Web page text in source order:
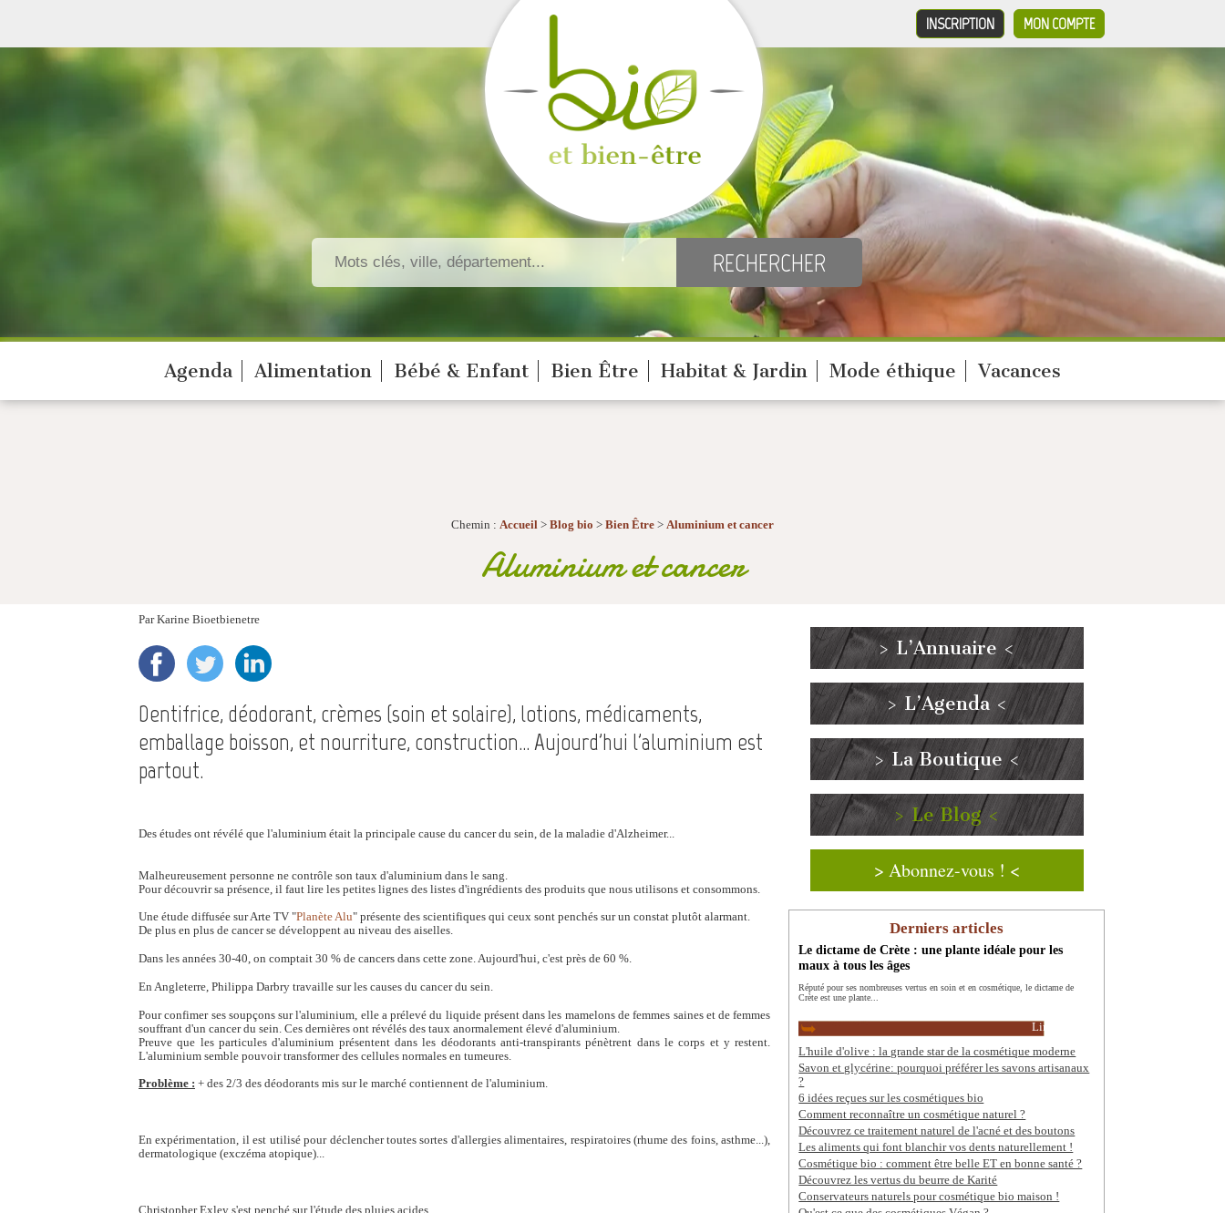
MON COMPTE
INSCRIPTION
Agenda Alimentation Bébé & Enfant Bien Être Habitat & Jardin Mode éthique Vacances
Chemin : Accueil > Blog bio > Bien Être > Aluminium et cancer
Aluminium et cancer
ParKarine Bioetbienetre
Dentifrice, déodorant, crèmes (soin et solaire), lotions, médicaments,
emballage boisson, et nourriture, construction... Aujourd'hui l'aluminium est
partout.
Des études ont révélé que l'aluminium était la principale cause du cancer du sein, de la maladie d'Alzheimer...
Malheureusement personne ne contrôle son taux d'aluminium dans le sang.
Pour découvrir sa présence, il faut lire les petites lignes des listes d'ingrédients des produits que nous utilisons et consommons.
Une étude diffusée sur Arte TV "Planète Alu" présente des scientifiques qui ceux sont penchés sur un constat plutôt alarmant.
De plus en plus de cancer se développent au niveau des aiselles.
Dans les années 30-40, on comptait 30 % de cancers dans cette zone. Aujourd'hui, c'est près de 60 %.
En Angleterre, Philippa Darbry travaille sur les causes du cancer du sein.
Pour confimer ses soupçons sur l'aluminium, elle a prélevé du liquide présent dans les mamelons de femmes saines et de femmes
souffrant d'un cancer du sein. Ces dernières ont révélés des taux anormalement élevé d'aluminium.
Preuve que les particules d'aluminium présentent dans les déodorants anti-transpirants pénètrent dans le corps et y restent.
L'aluminium semble pouvoir transformer des cellules normales en tumeures.
Problème : + des 2/3 des déodorants mis sur le marché contiennent de l'aluminium.
En expérimentation, il est utilisé pour déclencher toutes sortes d'allergies alimentaires, respiratoires (rhume des foins, asthme...),
dermatologique (exczéma atopique)...
Christopher Exley s'est penché sur l'étude des pluies acides.
> L’Annuaire <
> L’Agenda <
> La Boutique <
> Le Blog <
> Abonnez-vous ! <
Derniers articles
Le dictame de Crète : une plante idéale pour les
maux à tous les âges
Réputé pour ses nombreuses vertus en soin et en cosmétique, le dictame de
Crète est une plante...
Lire la suite
L'huile d'olive : la grande star de la cosmétique moderne
Savon et glycérine: pourquoi préférer les savons artisanaux
?
6 idées reçues sur les cosmétiques bio
Comment reconnaître un cosmétique naturel ?
Découvrez ce traitement naturel de l'acné et des boutons
Les aliments qui font blanchir vos dents naturellement !
Cosmétique bio : comment être belle ET en bonne santé ?
Découvrez les vertus du beurre de Karité
Conservateurs naturels pour cosmétique bio maison !